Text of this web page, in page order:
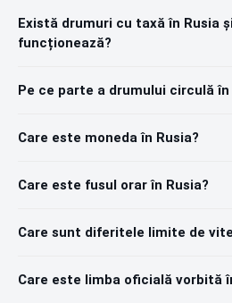
Există drumuri cu taxă în Rusia
funcționează?
Pe ce parte a drumului circulă în
Care este moneda în Rusia?
Care este fusul orar în Rusia?
Care sunt diferitele limite de
Care este limba oficială vorbită